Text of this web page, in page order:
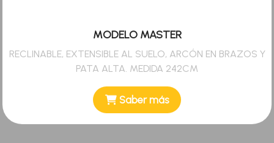
MODELO MASTER
RECLINABLE, EXTENSIBLE AL SUELO, ARCÓN EN BRAZOS Y
PATA ALTA. MEDIDA 242CM
Saber más